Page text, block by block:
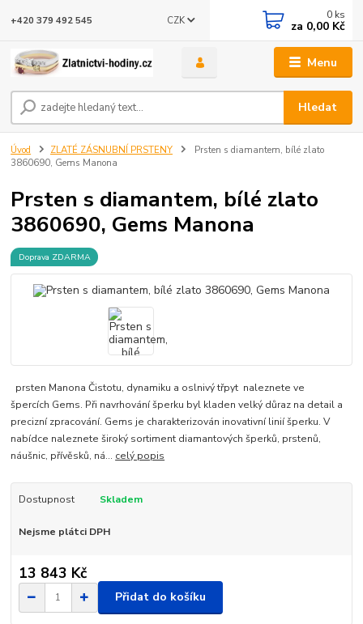
Menu
CZK
Hledat
+420 379 492 545 0 ks
za 0,00 Kč
Úvod ZLATÉ ZÁSNUBNÍ PRSTENY
Prsten s diamantem, bílé zlato
3860690, Gems Manona
Prsten s diamantem, bílé zlato
3860690, Gems Manona
Doprava ZDARMA
prsten Manona Čistotu, dynamiku a oslnivý třpyt naleznete ve
špercích Gems. Při navrhování šperku byl kladen velký důraz na detail a
precizní zpracování. Gems je charakterizován inovativní linií šperku. V
nabídce naleznete široký sortiment diamantových šperků, prstenů,
náušnic, přívěsků, ná... celý popis
Dostupnost Skladem
Nejsme plátci DPH
13 843 Kč
Přidat do košíku